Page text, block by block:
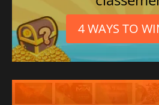
4 WAYS TO